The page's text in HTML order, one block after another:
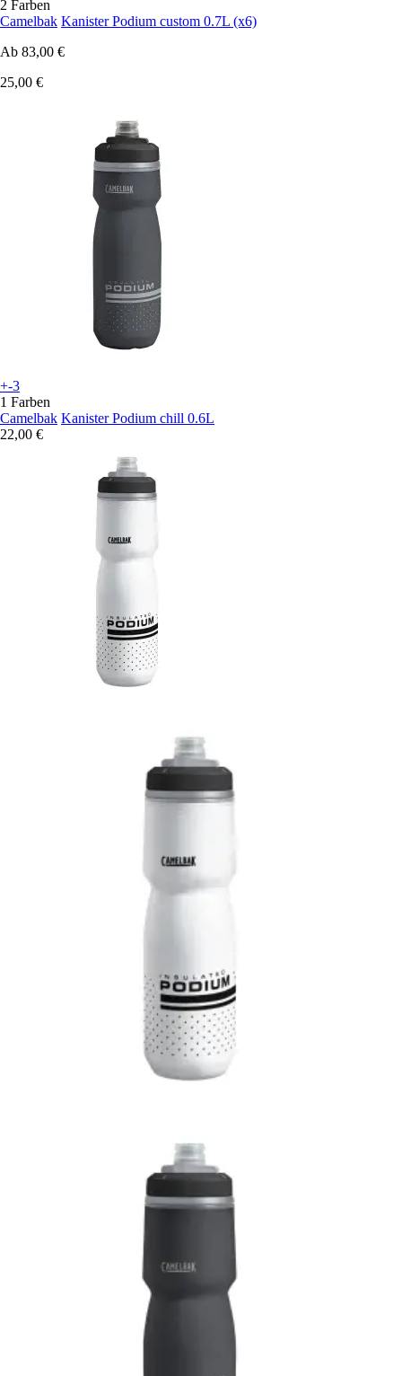
2 Farben
Camelbak Kanister Podium custom 0.7L (x6)
Ab 83,00 €
25,00 €
+-3
1 Farben
Camelbak Kanister Podium chill 0.6L
22,00 €